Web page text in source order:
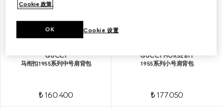
GUCCI
马衔扣1955系列中号肩背包
₺ 160.400
GUCCI HORSEBIT
1955系列小号肩背包
₺ 177.050
Cookie 政策。
Cookie 设置
OK